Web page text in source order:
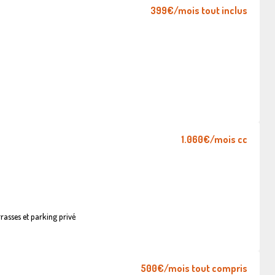
399€/mois tout inclus
1.060€/mois cc
et parking privé
500€/mois tout compris